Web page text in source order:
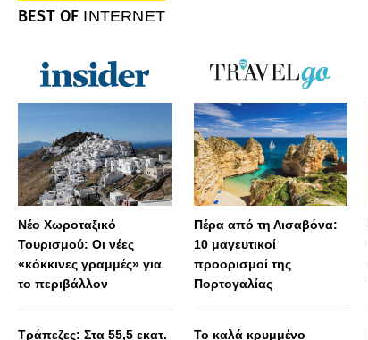
BEST OF INTERNET
Νέο Χωροταξικό
Τουρισμού: Οι νέες
«κόκκινες γραμμές» για
το περιβάλλον
Τράπεζες: Στα 55,5 εκατ.
Πέρα από τη Λισαβόνα:
10 μαγευτικοί
προορισμοί της
Πορτογαλίας
Το καλά κρυμμένο